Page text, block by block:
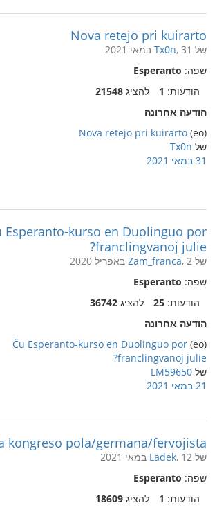
Nova retejo pri kuirarto
של Tx0n, 31 במאי 2021
שפה: Esperanto
הודעות: 1 להציג 21548
הודעה אחרונה
(eo)
Nova retejo pri kuirarto
של Tx0n
31 במאי 2021
Esperanto-kurso en Duolinguo por
franclingvanoj julie?
של Zam_franca, 2 באפריל 2020
שפה: Esperanto
הודעות: 25 להציג 36742
הודעה אחרונה
(eo)
Ĉu Esperanto-kurso en Duolinguo por
franclingvanoj julie?
של LM59650
21 במאי 2021
kongreso pola/germana/fervojista
של Ladek, 12 במאי 2021
שפה: Esperanto
הודעות: 1 להציג 18609